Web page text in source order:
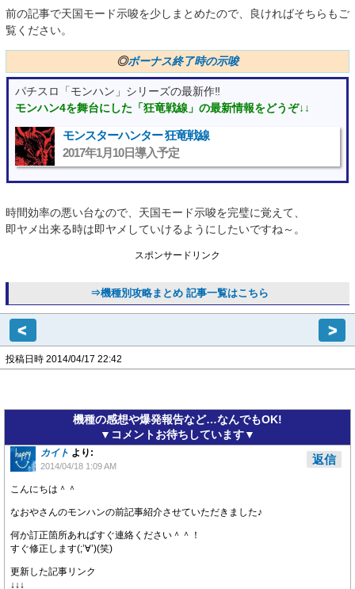
前の記事で天国モード示唆を少しまとめたので、良ければそちらもご
覧ください。
◎ボーナス終了時の示唆
パチスロ「モンハン」シリーズの最新作‼
モンハン4を舞台にした「狂竜戦線」の最新情報をどうぞ↓↓
モンスターハンター 狂竜戦線
2017年1月10日導入予定
時間効率の悪い台なので、天国モード示唆を完璧に覚えて、
即ヤメ出来る時は即ヤメしていけるようにしたいですね～。
スポンサードリンク
⇒機種別攻略まとめ 記事一覧はこちら
< >
投稿日時 2014/04/17 22:42
機種の感想や爆発報告など…なんでもOK!
▼コメントお待ちしています▼
カイト より:
2014/04/18 1:09 AM
こんにちは＾＾
なおやさんのモンハンの前記事紹介させていただきました♪
何か訂正箇所あればすぐ連絡ください＾＾！
すぐ修正します(;’∀’)(笑)
更新した記事リンク
↓↓↓
返信